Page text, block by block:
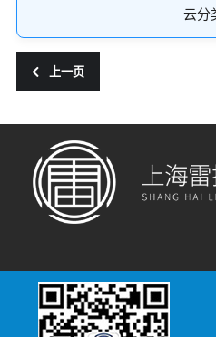
云分
上一篇文章: TK001VRS型二维视频
上一页